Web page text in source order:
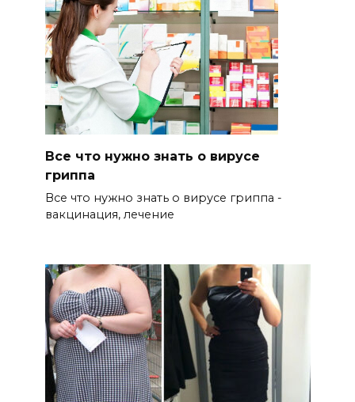
Все что нужно знать о вирусе
гриппа
Все что нужно знать о вирусе гриппа -
вакцинация, лечение